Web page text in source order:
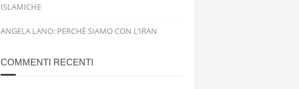
ISLAMICHE
ANGELA LANO: PERCHÉ SIAMO CON L’IRAN
COMMENTI RECENTI